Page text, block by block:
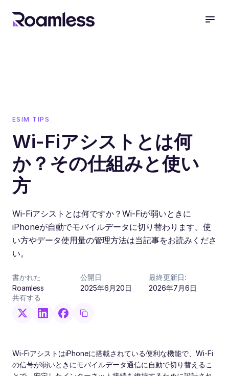
ESIM TIPS
Wi-Fiアシストとは何
か？その仕組みと使い
方
Wi-Fiアシストとは何ですか？Wi-Fiが弱いときに
iPhoneが自動でモバイルデータに切り替わります。使
い方やデータ使用量の管理方法は当記事をお読みくださ
い。
書かれた
Roamless
公開日
2025年6月20日
最終更新日:
2026年7月6日
共有する
Wi‑FiアシストはiPhoneに搭載されている便利な機能で、Wi‑Fi
の信号が弱いときにモバイルデータ通信に自動で切り替えるこ